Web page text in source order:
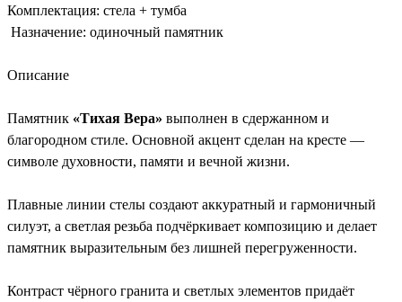
Комплектация: стела + тумба
Назначение: одиночный памятник
Описание
Памятник «Тихая Вера» выполнен в сдержанном и
благородном стиле. Основной акцент сделан на кресте —
символе духовности, памяти и вечной жизни.
Плавные линии стелы создают аккуратный и гармоничный
силуэт, а светлая резьба подчёркивает композицию и делает
памятник выразительным без лишней перегруженности.
Контраст чёрного гранита и светлых элементов придаёт